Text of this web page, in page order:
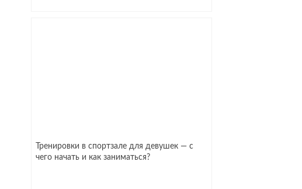
Тренировки в спортзале для девушек — с
чего начать и как заниматься?